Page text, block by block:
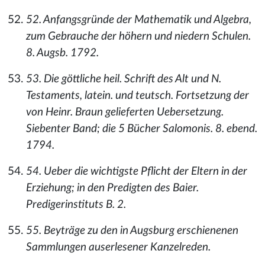
52. Anfangsgründe der Mathematik und Algebra,
zum Gebrauche der höhern und niedern Schulen.
8. Augsb. 1792.
53. Die göttliche heil. Schrift des Alt und N.
Testaments, latein. und teutsch. Fortsetzung der
von Heinr. Braun gelieferten Uebersetzung.
Siebenter Band; die 5 Bücher Salomonis. 8. ebend.
1794.
54. Ueber die wichtigste Pflicht der Eltern in der
Erziehung; in den Predigten des Baier.
Predigerinstituts B. 2.
55. Beyträge zu den in Augsburg erschienenen
Sammlungen auserlesener Kanzelreden.